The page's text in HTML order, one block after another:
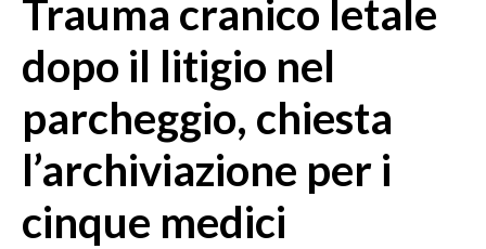
MEDIO CAMPIDANO
SASSARI E PROVINCIA
NUORO E PROVINCIA
OGLIASTRA
AGENDA
Trauma cranico letale
dopo il litigio nel
parcheggio, chiesta
l’archiviazione per i
cinque medici